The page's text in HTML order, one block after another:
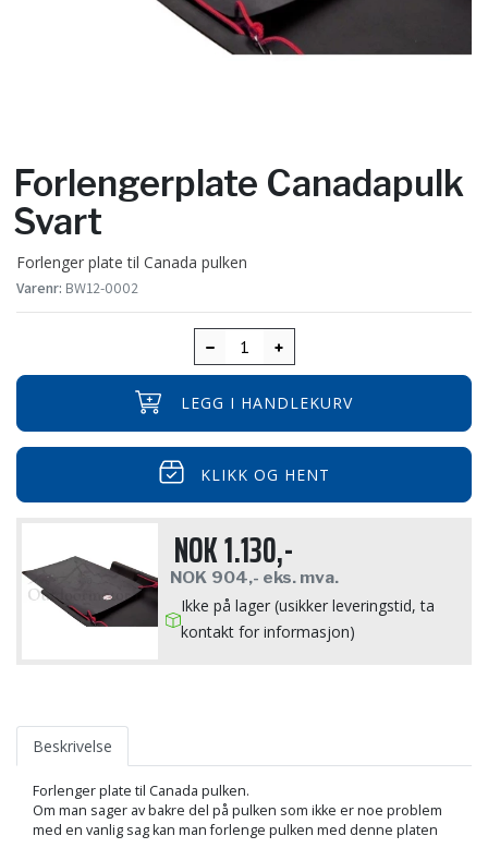
Forlengerplate Canadapulk
Svart
Forlenger plate til Canada pulken
Varenr: BW12-0002
LEGG I HANDLEKURV
KLIKK OG HENT
NOK1.130,-
NOK 904,- eks. mva.
Ikke på lager (usikker leveringstid, ta
kontakt for informasjon)
Beskrivelse
Forlenger plate til Canada pulken.
Om man sager av bakre del på pulken som ikke er noe problem
med en vanlig sag kan man forlenge pulken med denne platen